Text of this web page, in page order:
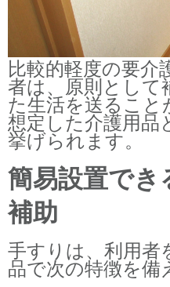
比較的軽度の要介
者は、原則として
た生活を送ること
想定した介護用品
挙げられます。
簡易設置でき
補助
手すりは、利用者
品で次の特徴を備